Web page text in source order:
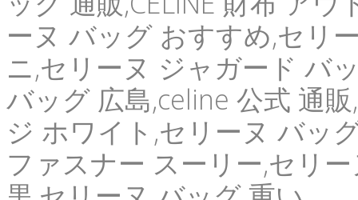
ーヌ バッグ おすすめ,セリ
ニ,セリーヌ ジャガード バ
バッグ 広島,celine 公式 通
ジ ホワイト,セリーヌ バッ
ファスナー スーリー,セリ